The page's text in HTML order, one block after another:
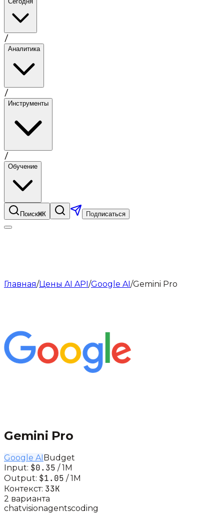
/
Аналитика
/
Инструменты
/
Обучение
Поиск⌘K Подписаться
Главная/Цены AI API/Google AI/Gemini Pro
Gemini Pro
Google AIBudget
Input: $0.35 / 1M
Output: $1.05 / 1M
Контекст: 33K
2 варианта
chatvisionagentscoding